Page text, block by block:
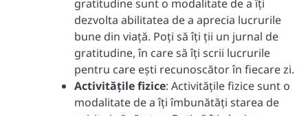
gratitudine sunt o modalitate de a îți
dezvolta abilitatea de a aprecia lucrurile
bune din viață. Poți să îți ții un jurnal de
gratitudine, în care să îți scrii lucrurile
pentru care ești recunoscător în fiecare zi.
Activitățile fizice: Activitățile fizice sunt o
modalitate de a îți îmbunătăți starea de